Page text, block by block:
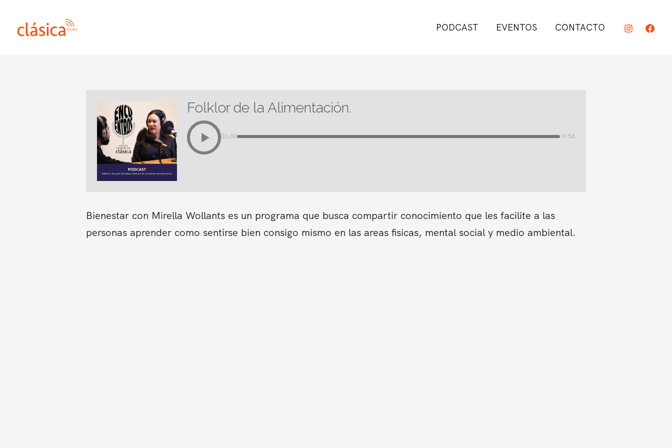
contenido
PODCAST EVENTOS CONTACTO
Folklor de la Alimentación.
00:00 -9:54
Bienestar con Mirella Wollants es un programa que busca compartir conocimiento que les facilite a las
personas aprender como sentirse bien consigo mismo en las areas fisicas, mental social y medio ambiental.